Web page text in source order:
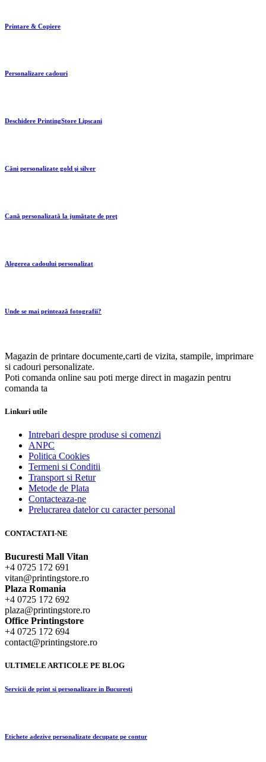
Printare & Copiere
Personalizare cadouri
Deschidere PrintingStore Lipscani
Căni personalizate gold şi silver
Cană personalizată la jumătate de preţ
Alegerea cadoului personalizat
Unde se mai printează fotografii?
Magazin de printare documente,carti de vizita, stampile, imprimare
si cadouri personalizate.
Poti comanda online sau poti merge direct in magazin pentru
comanda ta
Linkuri utile
Intrebari despre produse si comenzi
ANPC
Politica Cookies
Termeni si Conditii
Transport si Retur
Metode de Plata
Contacteaza-ne
Prelucrarea datelor cu caracter personal
CONTACTATI-NE
Bucuresti Mall Vitan
+4 0725 172 691
vitan@printingstore.ro
Plaza Romania
+4 0725 172 692
plaza@printingstore.ro
Office Printingstore
+4 0725 172 694
contact@printingstore.ro
ULTIMELE ARTICOLE PE BLOG
Servicii de print si personalizare in Bucuresti
Etichete adezive personalizate decupate pe contur